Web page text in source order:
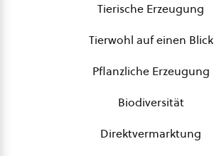
Tierische Erzeugung
Tierwohl auf einen Blick
Pflanzliche Erzeugung
Biodiversität
Direktvermarktung